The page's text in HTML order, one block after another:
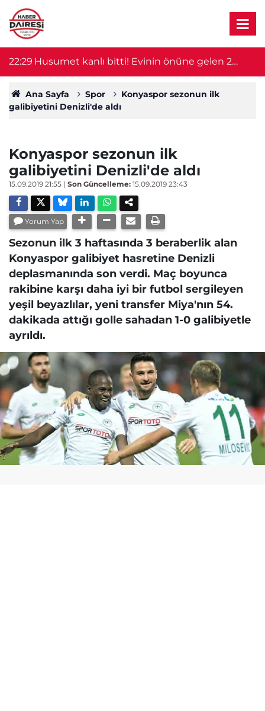
22:29 Husumet kanlı bitti! Evinin önüne gelen 2
kişiyi öldürdü
Ana Sayfa Spor
Konyaspor sezonun ilk
galibiyetini Denizli'de aldı
Konyaspor sezonun ilk
galibiyetini Denizli'de aldı
15.09.2019 21:55 | Son Güncelleme: 15.09.2019 23:43
Yorum Yap
Sezonun ilk 3 haftasında 3 beraberlik alan
Konyaspor galibiyet hasretine Denizli
deplasmanında son verdi. Maç boyunca
rakibine karşı daha iyi bir futbol sergileyen
yeşil beyazlılar, yeni transfer Miya'nın 54.
dakikada attığı golle sahadan 1-0 galibiyetle
ayrıldı.